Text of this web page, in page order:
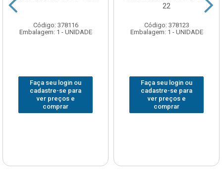
Código: 378116
Embalagem: 1 - UNIDADE
Faça seu login ou
cadastre-se para
ver preços e
comprar
22
Código: 378123
Embalagem: 1 - UNIDADE
Faça seu login ou
cadastre-se para
ver preços e
comprar